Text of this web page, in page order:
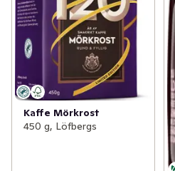
Kaffe Mörkrost
450 g, Löfbergs